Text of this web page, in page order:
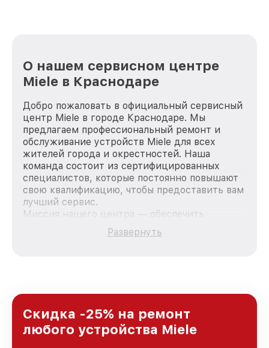
О нашем сервисном центре
Miele в Краснодаре
Добро пожаловать в официальный сервисный
центр Miele в городе Краснодаре. Мы
предлагаем профессиональный ремонт и
обслуживание устройств Miele для всех
жителей города и окрестностей. Наша
команда состоит из сертифицированных
специалистов, которые постоянно повышают
свою квалификацию, чтобы предоставить вам
лучший сервис.
Миссия нашего центра — обеспечить
качественный и доступный ремонт для
каждого пользователя продукции Miele, вне
Краснодаре, постоянно повышая уровень
доверия и лояльности наших клиентов.
Развернуть
Скидка -25% на ремонт
любого устройства Miele